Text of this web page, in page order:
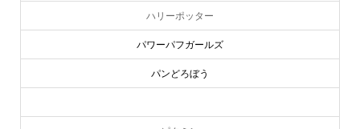
ハリーポッター
パワーパフガールズ
パンどろぼう